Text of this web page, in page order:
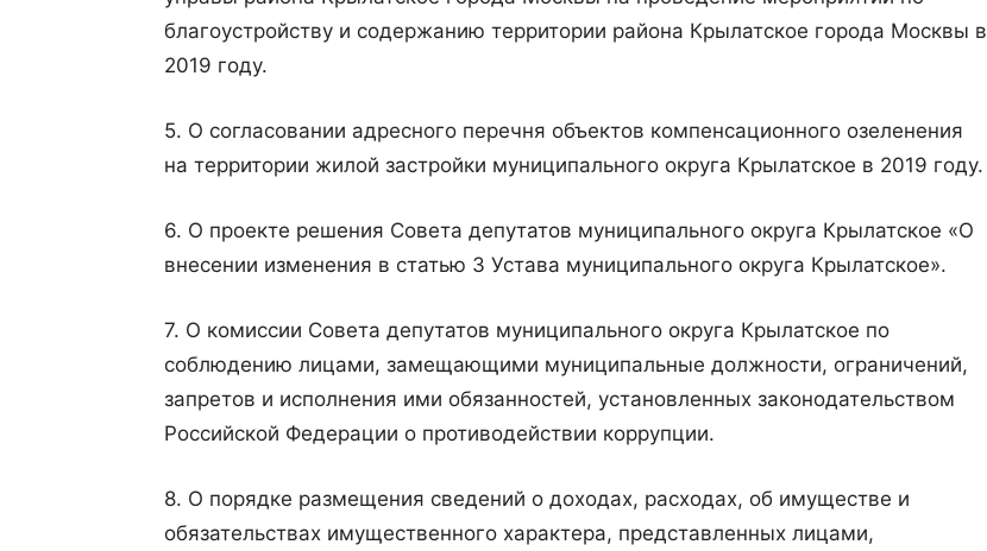
благоустройству и содержанию территории района Крылатское города Москвы в
2019 году.
5. О согласовании адресного перечня объектов компенсационного озеленения
на территории жилой застройки муниципального округа Крылатское в 2019 году.
6. О проекте решения Совета депутатов муниципального округа Крылатское «О
внесении изменения в статью 3 Устава муниципального округа Крылатское».
7. О комиссии Совета депутатов муниципального округа Крылатское по
соблюдению лицами, замещающими муниципальные должности, ограничений,
запретов и исполнения ими обязанностей, установленных законодательством
Российской Федерации о противодействии коррупции.
8. О порядке размещения сведений о доходах, расходах, об имуществе и
обязательствах имущественного характера, представленных лицами,